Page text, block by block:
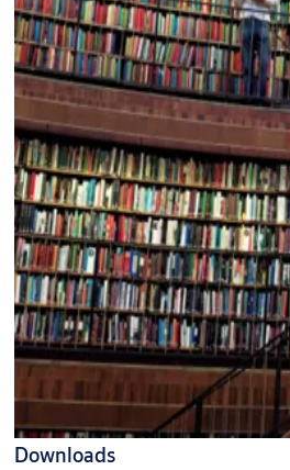
Downloads